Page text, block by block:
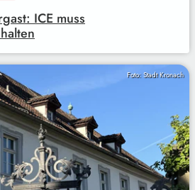
ICE muss
Foto: Stadt Kronach